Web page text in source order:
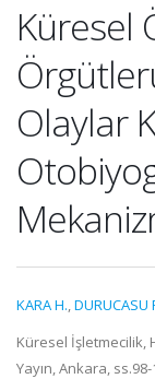
Küresel
Olaylar
KARA H.,DURUCASU
Küresel İşletmecilik,
Yayın, Ankara,